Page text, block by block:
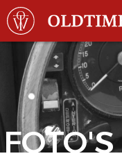
FOTO'S